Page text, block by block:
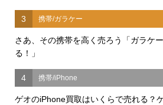
3 携帯/ガラケー
さあ、その携帯を高く売ろう「ガラケ
る！」
4 携帯/iPhone
ゲオのiPhone買取はいくらで売れる？